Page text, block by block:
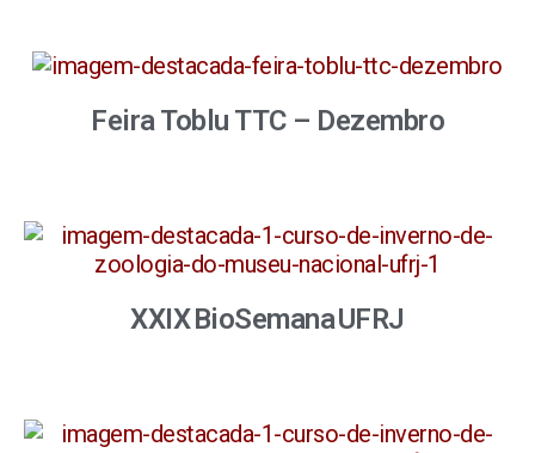
Feira Toblu TTC – Dezembro
XXIX BioSemana UFRJ